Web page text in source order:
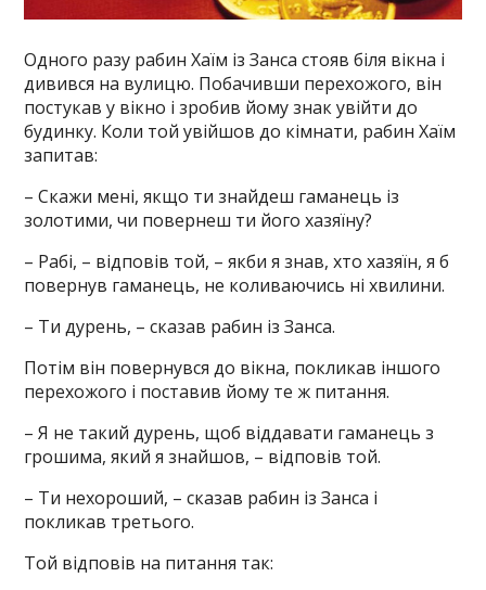
Одного разу рабин Хаїм із Занса стояв біля вікна і
дивився на вулицю. Побачивши перехожого, він
постукав у вікно і зробив йому знак увійти до
будинку. Коли той увійшов до кімнати, рабин Хаїм
запитав:
– Скажи мені, якщо ти знайдеш гаманець із
золотими, чи повернеш ти його хазяїну?
– Рабі, – відповів той, – якби я знав, хто хазяїн, я б
повернув гаманець, не коливаючись ні хвилини.
– Ти дурень, – сказав рабин із Занса.
Потім він повернувся до вікна, покликав іншого
перехожого і поставив йому те ж питання.
– Я не такий дурень, щоб віддавати гаманець з
грошима, який я знайшов, – відповів той.
– Ти нехороший, – сказав рабин із Занса і
покликав третього.
Той відповів на питання так: